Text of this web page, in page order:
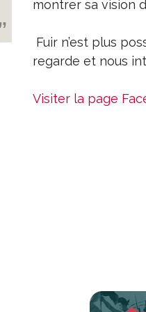
montrer sa vision
Fuir n’est plus
regarde et nous
Visiter la page